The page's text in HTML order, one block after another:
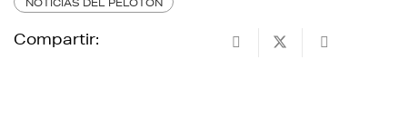
Compartir: